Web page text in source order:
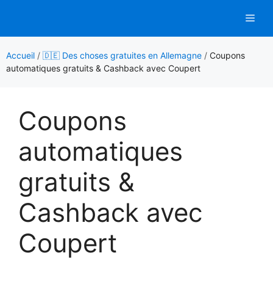
contenu
Accueil / 🇩🇪 Des choses gratuites en Allemagne / Coupons
automatiques gratuits & Cashback avec Coupert
Coupons
automatiques
gratuits &
Cashback avec
Coupert